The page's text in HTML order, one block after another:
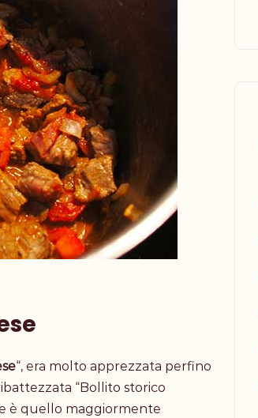
“, era molto apprezzata perfino
“Bollito storico
è quello maggiormente